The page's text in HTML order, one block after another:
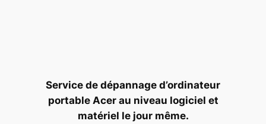
Service de dépannage d’ordinateur
portable Acer au niveau logiciel et
matériel le jour même.